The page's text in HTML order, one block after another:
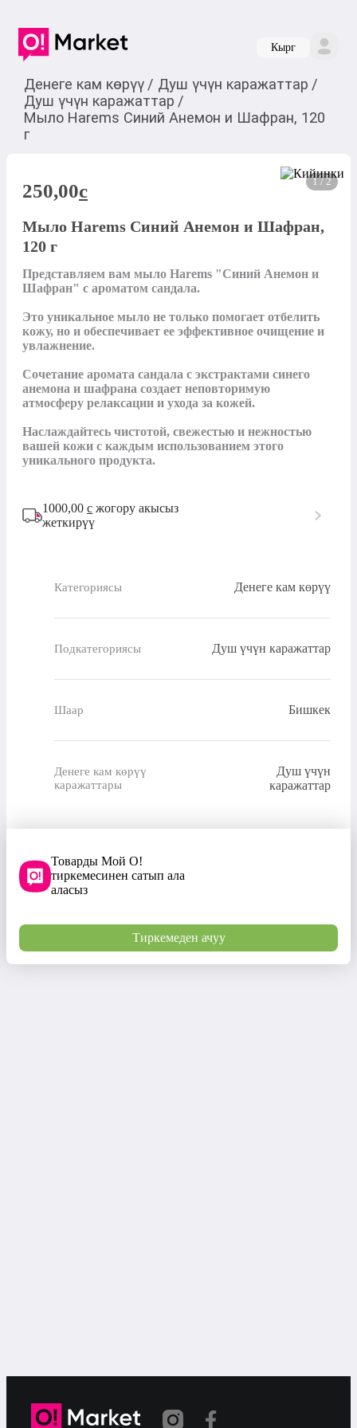
Кырг
Денеге кам көрүү / Душ үчүн каражаттар /
Душ үчүн каражаттар /
Мыло Harems Синий Анемон и Шафран, 120
г
1 / 2
250,00c
Мыло Harems Синий Анемон и Шафран,
120 г
Представляем вам мыло Harems "Синий Анемон и
Шафран" с ароматом сандала.
Это уникальное мыло не только помогает отбелить
кожу, но и обеспечивает ее эффективное очищение и
увлажнение.
Сочетание аромата сандала с экстрактами синего
анемона и шафрана создает неповторимую
атмосферу релаксации и ухода за кожей.
Наслаждайтесь чистотой, свежестью и нежностью
вашей кожи с каждым использованием этого
уникального продукта.
1000,00 с жогору акысыз
жеткирүү
Категориясы Денеге кам көрүү
Подкатегориясы Душ үчүн каражаттар
Шаар Бишкек
Денеге кам көрүү
каражаттары
Душ үчүн
каражаттар
Товарды Мой О!
тиркемесинен сатып ала
аласыз
Тиркемеден ачуу